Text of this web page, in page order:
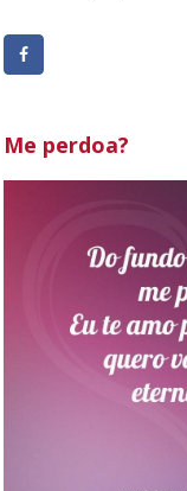
Me perdoa?